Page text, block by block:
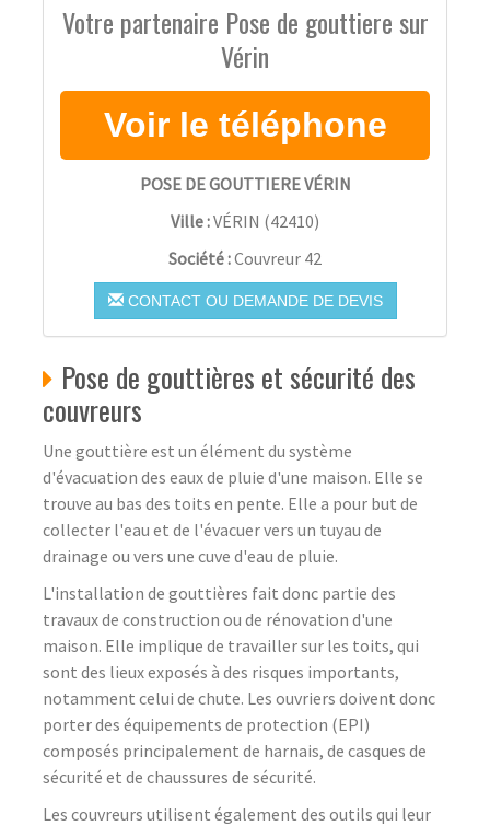
Votre partenaire Pose de gouttiere sur
Vérin
POSE DE GOUTTIERE VÉRIN
Ville :VÉRIN (42410)
Société :Couvreur 42
CONTACT OU DEMANDE DE DEVIS
Pose de gouttières et sécurité des
couvreurs
Une gouttière est un élément du système
d'évacuation des eaux de pluie d'une maison. Elle se
trouve au bas des toits en pente. Elle a pour but de
collecter l'eau et de l'évacuer vers un tuyau de
drainage ou vers une cuve d'eau de pluie.
L'installation de gouttières fait donc partie des
travaux de construction ou de rénovation d'une
maison. Elle implique de travailler sur les toits, qui
sont des lieux exposés à des risques importants,
notamment celui de chute. Les ouvriers doivent donc
porter des équipements de protection (EPI)
composés principalement de harnais, de casques de
sécurité et de chaussures de sécurité.
Les couvreurs utilisent également des outils qui leur